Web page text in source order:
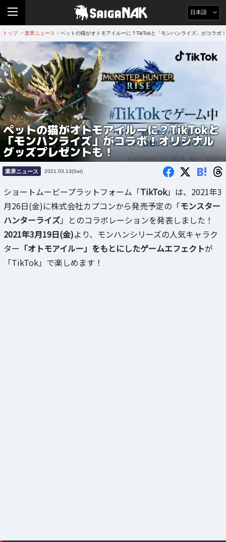
日本語
トップ > 業界ニュース > ペットの猫がオトモアイルーに？TikTokと「モンハンライズ」がコラボ
ペットの猫がオトモアイルーに？TikTokと
「モンハンライズ」がコラボ！オリジナル
グッズプレゼントも！
業界ニュース 2021.03.13(Sat) B!
ショートムービープラットフォーム「TikTok」は、2021年3
月26日(金)に株式会社カプコンから発売予定の「モンスター
ハンターライズ」とのコラボレーションを発表しました！
2021年3月19日(金)より、モンハンシリーズの人気キャラク
ター 「オトモアイルー」をもとにしたゲームエフェクトが
「TikTok」で楽しめます！